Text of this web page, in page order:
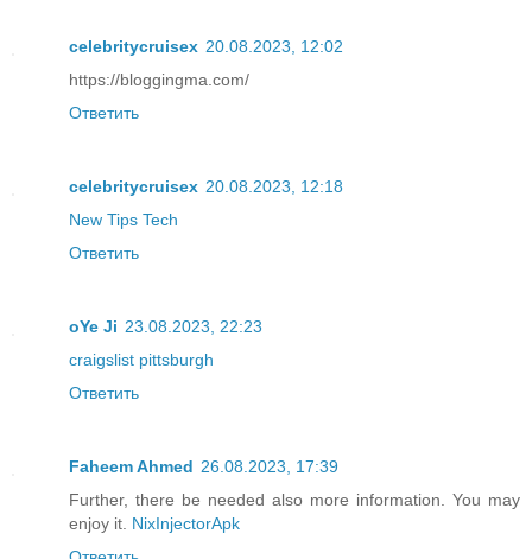
celebritycruisex 20.08.2023, 12:02
https://bloggingma.com/
Ответить
celebritycruisex 20.08.2023, 12:18
New Tips Tech
Ответить
oYe Ji 23.08.2023, 22:23
craigslist pittsburgh
Ответить
Faheem Ahmed 26.08.2023, 17:39
Further, there be needed also more information. You may
enjoy it. NixInjectorApk